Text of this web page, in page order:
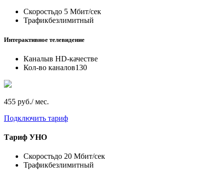
Скоростьдо 5 Мбит/сек
Трафикбезлимитный
Интерактивное телевидение
Каналыв HD-качестве
Кол-во каналов130
455 руб./ мес.
Подключить тариф
Тариф УНО
Скоростьдо 20 Мбит/сек
Трафикбезлимитный